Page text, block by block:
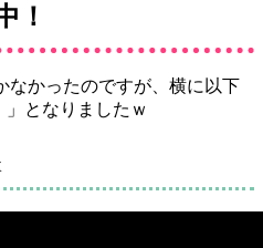
！
なかったのですが、横に以下
となりましたｗ